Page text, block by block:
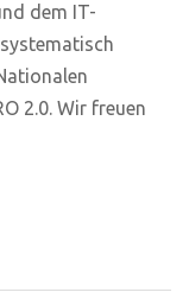
dem IT-
2.0. Wir freuen